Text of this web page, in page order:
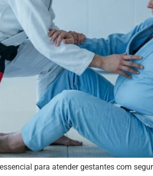
para atender gestantes com